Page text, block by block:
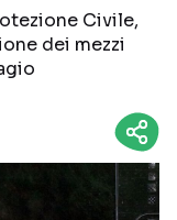
Civile,
dei mezzi